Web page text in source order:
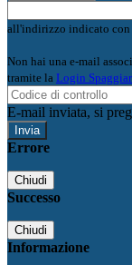
all'indirizzo indicato con
Non hai una e-mail
tramite la Login
E-mail inviata, si
Errore
Chiudi
Successo
Chiudi
Informazione